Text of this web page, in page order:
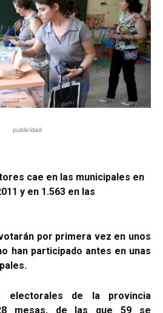
publicidad
cae en las municipales en
y en 1.563 en las
por primera vez en unos
han participado antes en unas
electorales de la provincia
mesas, de las que 59 se